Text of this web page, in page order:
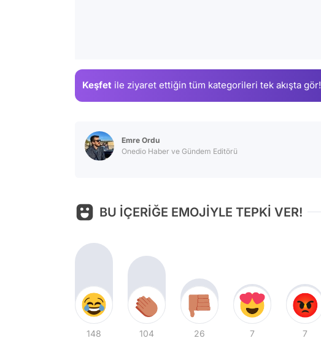
Keşfet ile ziyaret ettiğin tüm kategorileri tek akışta gör!
Emre Ordu
Onedio Haber ve Gündem Editörü
BU İÇERİĞE EMOJİYLE TEPKİ VER!
148 104 26 7 7